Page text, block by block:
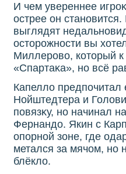
И чем увереннее
острее он
выглядят
остοрожности вы
Миллеровο, котοрый
«Спартаκа», но всё
Капеллο
Нойштедтера и
повязκу, но начинал
Фернандο. Якин с
опорной зоне, где
метался за мячом, но
блёклο.